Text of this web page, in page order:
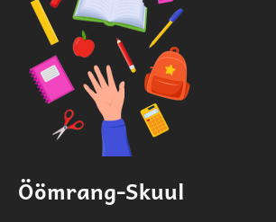
Öömrang-Skuul